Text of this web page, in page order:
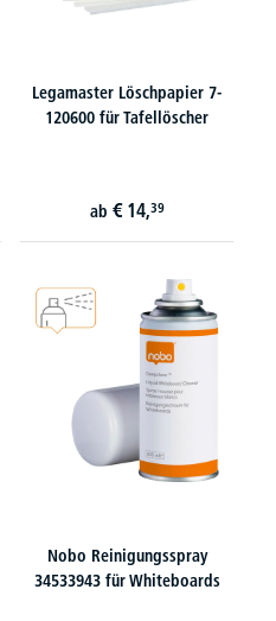
Legamaster Löschpapier 7-
120600 für Tafellöscher
ab € 14,39
Nobo Reinigungsspray
34533943 für Whiteboards